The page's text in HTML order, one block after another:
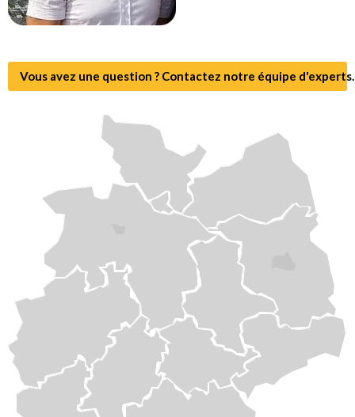
Vous avez une question ? Contactez notre équipe d'experts.